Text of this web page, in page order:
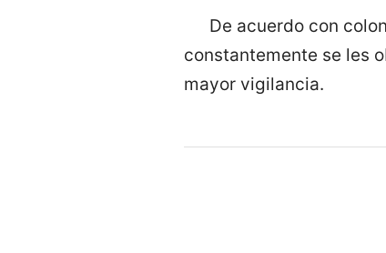
De acuerdo con
constantemente se les
mayor vigilancia.